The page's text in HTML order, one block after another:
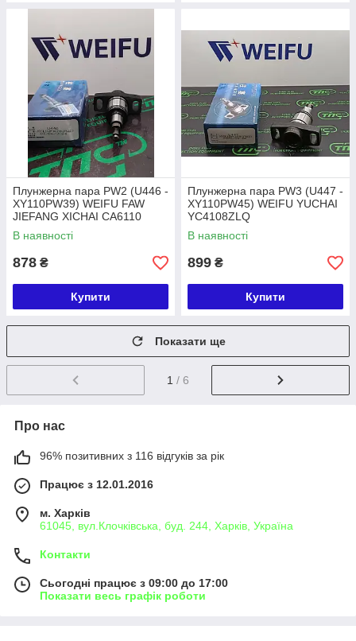
Плунжерна пара PW2 (U446 -
XY110PW39) WEIFU FAW
JIEFANG XICHAI CA6110
В наявності
878 ₴
Купити
Плунжерна пара PW3 (U447 -
XY110PW45) WEIFU YUCHAI
YC4108ZLQ
В наявності
899 ₴
Купити
Показати ще
1 / 6
Про нас
96% позитивних з 116 відгуків за рік
Працює з 12.01.2016
м. Харків
61045, вул.Клочківська, буд. 244, Харків, Україна
Контакти
Сьогодні працює з 09:00 до 17:00
Показати весь графік роботи